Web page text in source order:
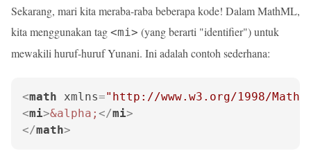
Sekarang, mari kita meraba-raba beberapa kode! Dalam MathML,
kita menggunakan tag <mi> (yang berarti "identifier") untuk
mewakili huruf-huruf Yunani. Ini adalah contoh sederhana:
<math xmlns="http://www.w3.org/1998/Math/
<mi>&alpha; </mi>
</math>